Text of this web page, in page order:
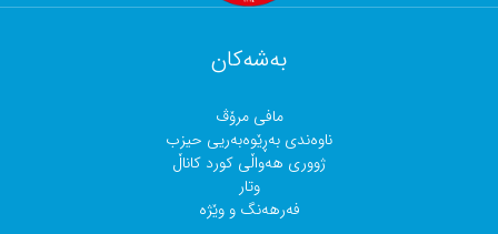
بەشەکان
مافی مرۆڤ
ناوەندی بەڕێوەبەریی حیزب
ژووری هەواڵی کورد کاناڵ
وتار
فەرهەنگ و وێژە